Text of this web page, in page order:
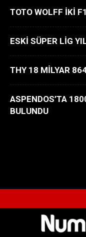
TOTO WOLFF İKİ
ESKİ SÜPER LİG
THY 18 MİLYAR
ASPENDOS’TA
BULUNDU